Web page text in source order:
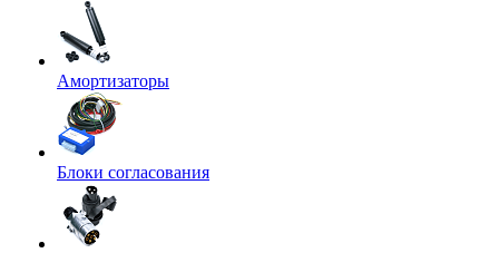
Амортизаторы
Блоки согласования